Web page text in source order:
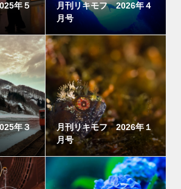
年５
月刊リキモフ 2026年４
月号
年３
月刊リキモフ 2026年１
月号